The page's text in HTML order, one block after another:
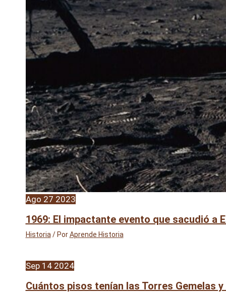
Ago 27 2023
1969: El impactante evento que sacudió a
Historia / PorAprende Historia
Sep 14 2024
Cuántos pisos tenían las Torres Gemelas